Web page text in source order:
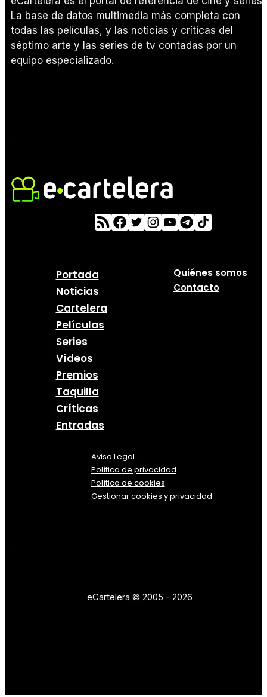
La base de datos multimedia más completa con
todas las películas, y las noticias y críticas del
séptimo arte y las series de tv contadas por un
equipo especializado.
Portada
Noticias
Cartelera
Películas
Series
Vídeos
Premios
Taquilla
Críticas
Entradas
Quiénes somos
Contacto
Aviso Legal
Política de privacidad
Política de cookies
Gestionar cookies y privacidad
eCartelera © 2005 - 2026